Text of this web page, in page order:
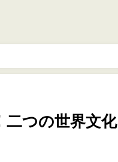
二つの世界文化